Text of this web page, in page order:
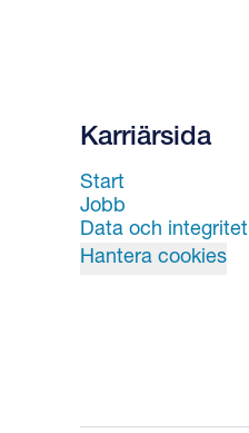
Karriärsida
Start
Jobb
Data och integritet
Hantera cookies